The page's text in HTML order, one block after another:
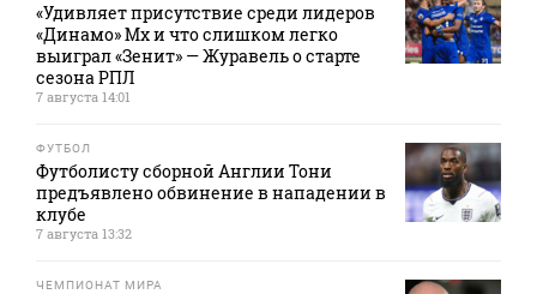
«Удивляет присутствие среди лидеров
«Динамо» Мх и что слишком легко
выиграл «Зенит» — Журавель о старте
сезона РПЛ
7 августа 14:01
ФУТБОЛ
Футболисту сборной Англии Тони
предъявлено обвинение в нападении в
клубе
7 августа 13:32
ЧЕМПИОНАТ МИРА